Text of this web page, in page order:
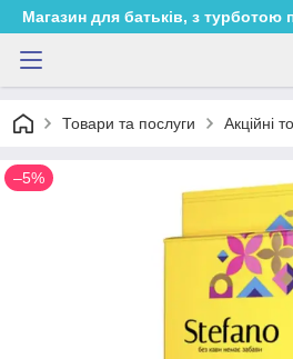
Магазин для батьків, з турботою
Товари та послуги Акційні
–5%